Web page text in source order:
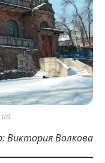
Виктория Волкова